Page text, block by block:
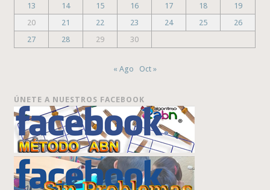
13
14 15 16 17 18
19
20
21 22 23 24 25
26
27
28 29 30
« Ago Oct »
ÚNETE A NUESTROS FACEBOOK